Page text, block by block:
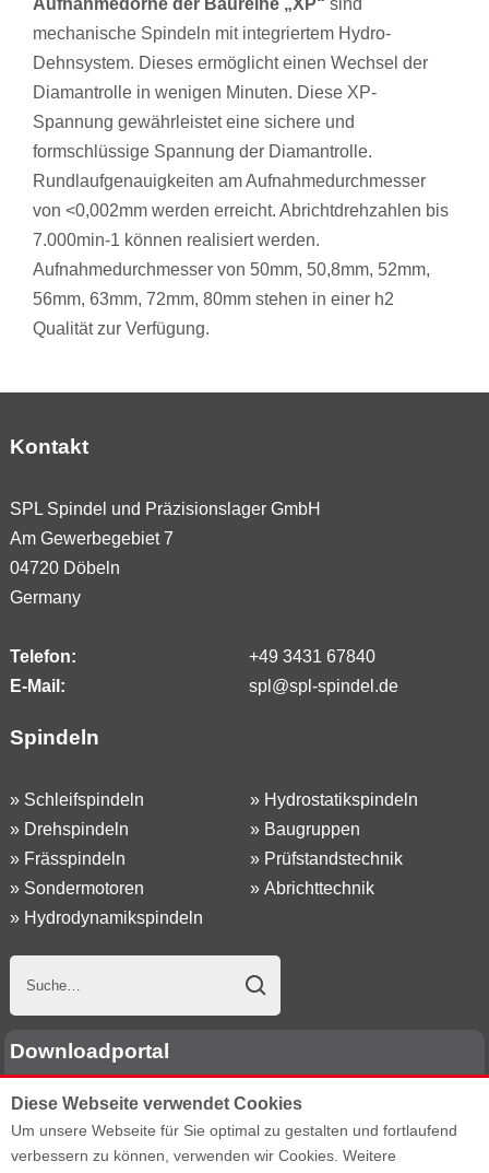
Diese Webseite verwendet Cookies
Um unsere Webseite für Sie optimal zu gestalten und fortlaufend
verbessern zu können, verwenden wir Cookies. Weitere
mechanische Spindeln mit integriertem Hydro-
Dehnsystem. Dieses ermöglicht einen Wechsel der
Diamantrolle in wenigen Minuten. Diese XP-
Spannung gewährleistet eine sichere und
formschlüssige Spannung der Diamantrolle.
Rundlaufgenauigkeiten am Aufnahmedurchmesser
von <0,002mm werden erreicht. Abrichtdrehzahlen bis
7.000min-1 können realisiert werden.
Aufnahmedurchmesser von 50mm, 50,8mm, 52mm,
56mm, 63mm, 72mm, 80mm stehen in einer h2
Qualität zur Verfügung.
Kontakt
SPL Spindel und Präzisionslager GmbH
Am Gewerbegebiet 7
04720 Döbeln
Germany
Telefon:
+49 3431 67840
E-Mail:
spl@spl-spindel.de
Spindeln
» Schleifspindeln
» Drehspindeln
» Frässpindeln
» Sondermotoren
» Hydrodynamikspindeln
» Hydrostatikspindeln
» Baugruppen
» Prüfstandstechnik
» Abrichttechnik
Downloadportal
E-Mail Adresse:
Passwort: